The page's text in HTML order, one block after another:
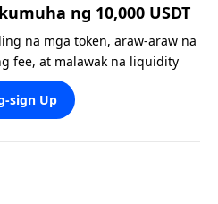
ng 10,000 USDT
na mga token, araw-araw na
fee, at malawak na liquidity
sign Up